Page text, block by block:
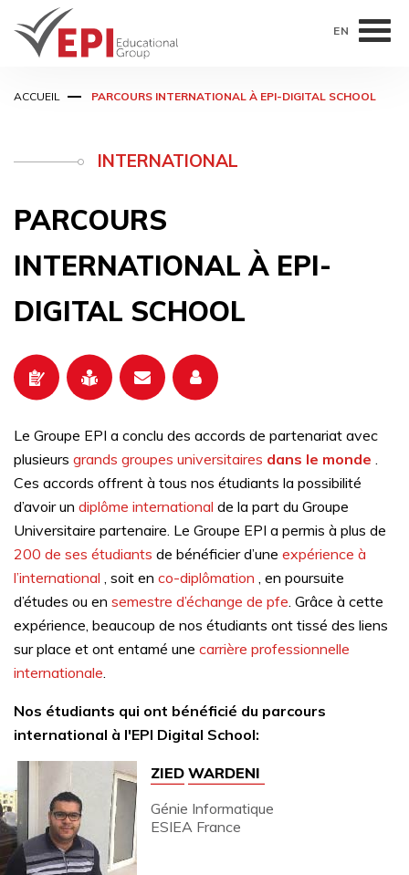
au
EN
INTERNATIONAL
ACCUEIL PARCOURS INTERNATIONAL À EPI-DIGITAL SCHOOL
PARCOURS
INTERNATIONAL À EPI-
DIGITAL SCHOOL
Le Groupe EPI a conclu des accords de partenariat avec
plusieurs grands groupes universitaires dans le monde .
Ces accords offrent à tous nos étudiants la possibilité
d’avoir un diplôme international de la part du Groupe
Universitaire partenaire. Le Groupe EPI a permis à plus de
200 de ses étudiants de bénéficier d’une expérience à
l’international , soit en co-diplômation , en poursuite
d’études ou en semestre d’échange de pfe. Grâce à cette
expérience, beaucoup de nos étudiants ont tissé des liens
sur place et ont entamé une carrière professionnelle
internationale.
Nos étudiants qui ont bénéficié du parcours
international à l'EPI Digital School:
ZIED WARDENI
Génie Informatique
ESIEA France